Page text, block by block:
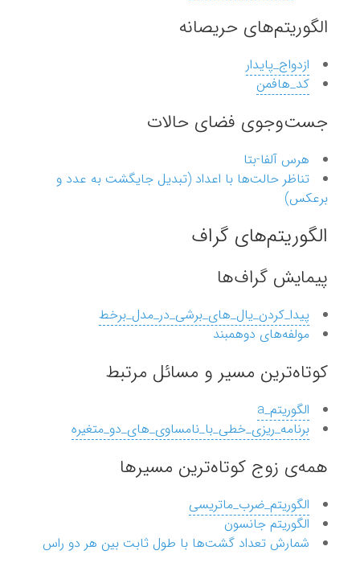
الگوریتم‌های حریصانه
ازدواج_پایدار
کد_هافمن
جست‌وجوی فضای حالات
هرس آلفا-بتا
تناظر حالت‌ها با اعداد (تبدیل جایگشت به عدد و
برعکس)
الگوریتم‌های گراف
پیمایش گراف‌ها
پیدا_کردن_یال_های_برشی_در_مدل_برخط
مولفه‌های دوهمبند
کوتاه‌ترین مسیر و مسائل مرتبط
الگوریتم_a
برنامه_ریزی_خطی_با_نامساوی_های_دو_متغیره
همه‌ی زوج کوتاه‌ترین مسیرها
الگوریتم_ضرب_ماتریسی
الگوریتم جانسون
شمارش تعداد گشت‌ها با طول ثابت بین هر دو راس